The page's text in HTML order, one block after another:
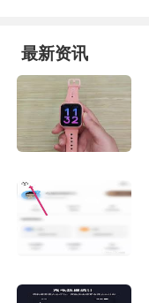
最新资讯